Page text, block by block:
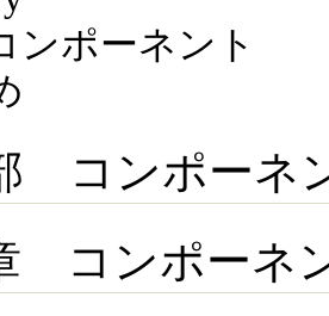
ンポーネント
コンポーネ
コンポーネ